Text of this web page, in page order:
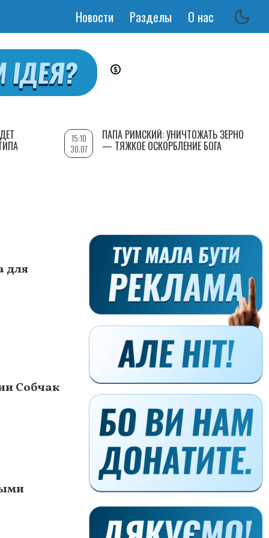
Основная
Новости Разделы О нас
для
Собчак
15:10
30.07
ПАПА РИМСКИЙ: УНИЧТОЖАТЬ ЗЕРНО
— ТЯЖКОЕ ОСКОРБЛЕНИЕ БОГА